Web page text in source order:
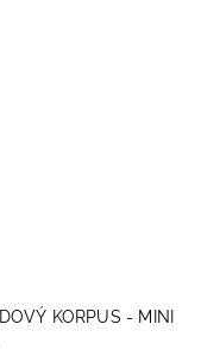
KORPUS - MINI